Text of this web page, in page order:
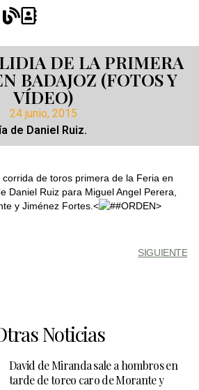
DE LA PRIMERA
BADAJOZ (FOTOS Y
VÍDEO)
24 junio, 2015
de Daniel Ruiz.
de toros primera de la Feria en
Daniel Ruiz para Miguel Angel Perera,
y Jiménez Fortes.<
>
SIGUIENTE
Noticias
David de Miranda sale a hombros en
tarde de toreo caro de Morante y